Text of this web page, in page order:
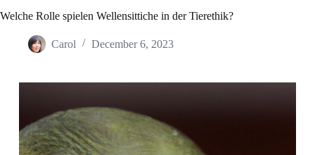
Welche Rolle spielen Wellensittiche in der Tierethik?
Carol December 6, 2023